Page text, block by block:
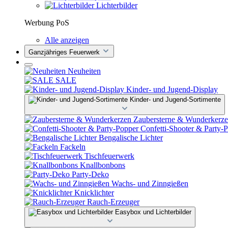
Lichterbilder
Werbung PoS
Alle anzeigen
Ganzjähriges Feuerwerk
Neuheiten
SALE
Kinder- und Jugend-Display
Kinder- und Jugend-Sortimente
Zaubersterne &
Confetti-Shooter & Party-
Bengalische Lichter
Fackeln
Tischfeuerwerk
Knallbonbons
Party-Deko
Wachs- und Zinngießen
Knicklichter
Rauch-Erzeuger
Easybox und Lichterbilder